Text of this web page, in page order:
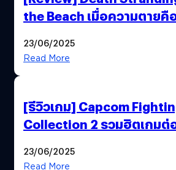
the Beach เมื่อความตาย
ของมนุษย์
23/06/2025
Read More
[รีวิวเกม] Capcom
Collection 2 รวมฮิตเกมต่
23/06/2025
Read More